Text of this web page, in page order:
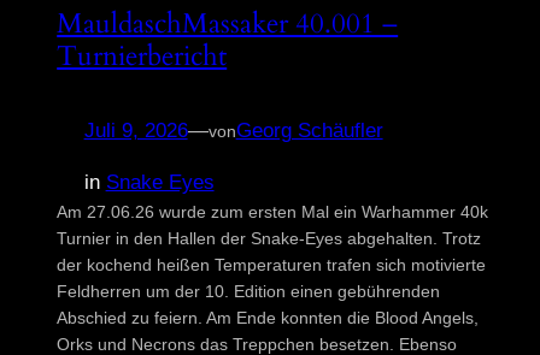
neues?
[News]
Turnierberichte
MauldaschMassaker 40.001 –
Turnierbericht
Juli 9, 2026—vonGeorg Schäufler
in Snake Eyes
Am 27.06.26 wurde zum ersten Mal ein Warhammer 40k
Turnier in den Hallen der Snake-Eyes abgehalten. Trotz
der kochend heißen Temperaturen trafen sich motivierte
Feldherren um der 10. Edition einen gebührenden
Abschied zu feiern. Am Ende konnten die Blood Angels,
Orks und Necrons das Treppchen besetzen. Ebenso